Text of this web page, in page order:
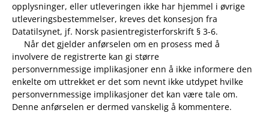
opplysninger, eller utleveringen ikke har hjemmel i øvrige
utleveringsbestemmelser, kreves det konsesjon fra
Datatilsynet, jf. Norsk pasientregisterforskrift § 3-6.
Når det gjelder anførselen om en prosess med å
involvere de registrerte kan gi større
personvernmessige implikasjoner enn å ikke informere den
enkelte om uttrekket er det som nevnt ikke utdypet hvilke
personvernmessige implikasjoner det kan være tale om.
Denne anførselen er dermed vanskelig å kommentere.